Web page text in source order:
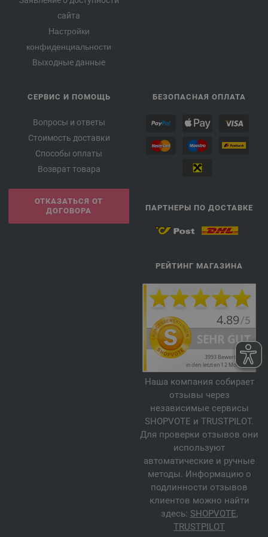
сайта
Настройки
конфиденциальности
Выходные данные
СЕРВИС И ПОМОЩЬ
Вопросы и ответы
Стоимость доставки
Способы оплаты
Возврат товара
ОТКАЗАТЬСЯ ОТ
ДОГОВОРА
БЕЗОПАСНАЯ ОПЛАТА
ПАРТНЕРЫ ПО ДОСТАВКЕ
РЕЙТИНГ МАГАЗИНА
Наша компания собирает
отзывы через
независимые сервисы
SHOPVOTE и TRUSTPILOT.
Для проверки отзывов они
используют
автоматические и ручные
методы. Информацию о
подлинности отзывов
клиентов можно найти
здесь: SHOPVOTE,
TRUSTPILOT